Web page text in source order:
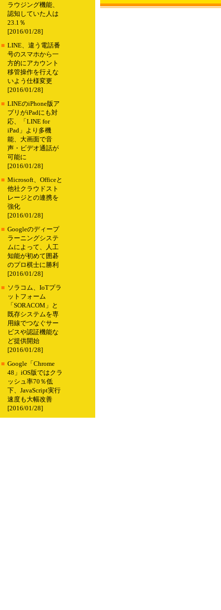
ラウジング機能、
認知していた人は
23.1％
[2016/01/28]
■ LINE、違う電話番
号のスマホから一
方的にアカウント
移管操作を行えな
いよう仕様変更
[2016/01/28]
■ LINEのiPhone版ア
プリがiPadにも対
応、「LINE for
iPad」より多機
能、大画面で音
声・ビデオ通話が
可能に
[2016/01/28]
■ Microsoft、Officeと
他社クラウドスト
レージとの連携を
強化
[2016/01/28]
■ Googleのディープ
ラーニングシステ
ムによって、人工
知能が初めて囲碁
のプロ棋士に勝利
[2016/01/28]
■ ソラコム、IoTプラ
ットフォーム
「SORACOM」と
既存システムを専
用線でつなぐサー
ビスや認証機能な
ど提供開始
[2016/01/28]
■ Google「Chrome
48」iOS版ではクラ
ッシュ率70％低
下、JavaScript実行
速度も大幅改善
[2016/01/28]